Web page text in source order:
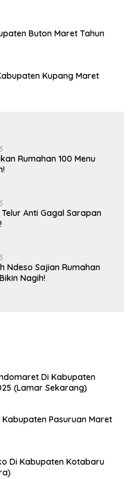
Buton Maret Tahun
Kupang Maret
Rumahan 100 Menu
Telur Anti Gagal Sarapan
Ndeso Sajian Rumahan
Nagih!
Di Kabupaten
(Lamar Sekarang)
Pasuruan Maret
Di Kabupaten Kotabaru